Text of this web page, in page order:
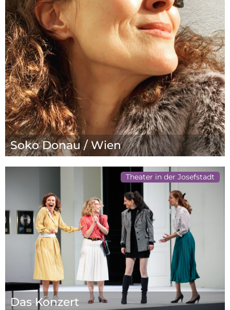
Soko Donau / Wien
Theater in der Josefstadt
Das Konzert